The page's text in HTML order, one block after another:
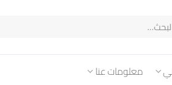
معلومات عنا